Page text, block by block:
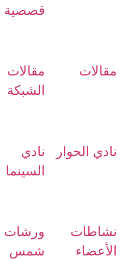
قصصية
مقالات
مقالات
الشبكة
نادي الحوار
نادي
السينما
نشاطات
الأعضاء
ورشات
شمس